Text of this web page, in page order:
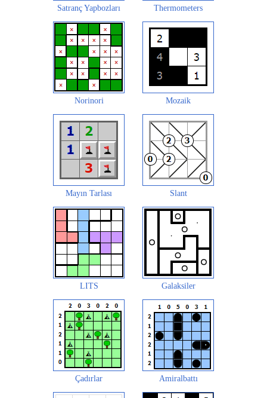
Satranç Yapbozları Thermometers
Norinori Mozaik
Mayın Tarlası Slant
LITS Galaksiler
Çadırlar Amiralbattı